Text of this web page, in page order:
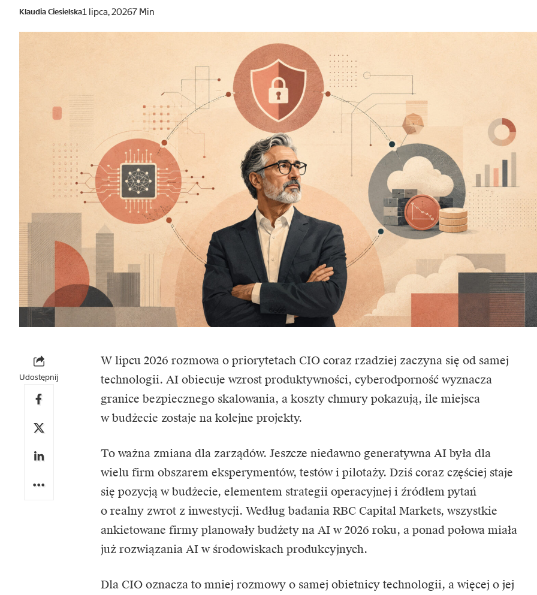
Klaudia Ciesielska1 lipca, 20267 Min
Udostępnij
W lipcu 2026 rozmowa o priorytetach CIOcoraz rzadziej zaczyna się od samej
technologii. AI obiecuje wzrost produktywności, cyberodporność wyznacza
granice bezpiecznego skalowania, a koszty chmury pokazują, ile miejsca
w budżecie zostaje na kolejne projekty.
To ważna zmiana dla zarządów. Jeszcze niedawno generatywna AI była dla
wielu firm obszarem eksperymentów, testów i pilotaży. Dziś coraz częściej staje
się pozycją w budżecie, elementem strategii operacyjnej i źródłem pytań
o realny zwrot z inwestycji. Według badania RBC Capital Markets, wszystkie
ankietowane firmy planowały budżety na AIw 2026 roku, a ponad połowa miała
już rozwiązania AI w środowiskach produkcyjnych.
Dla CIO oznacza to mniej rozmowy o samej obietnicy technologii, a więcej o jej